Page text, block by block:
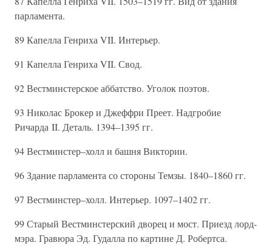
парламента.
89 Капелла Генриха VII. Интерьер.
91 Капелла Генриха VII. Свод.
92 Вестминстерское аббатство. Уголок поэтов.
93 Николас Брокер и Джеффри Преет. Надгробие
Ричарда II. Деталь. 1394–1395 гг.
94 Вестминстер–холл и башня Виктории.
96 Здание парламента со стороны Темзы. 1840–1860 гг.
97 Вестминстер–холл. Интерьер. 1097–1402 гг.
99 Старый Вестминстерский дворец и мост. Приезд лорд-
мэра. Гравюра Эд. Гудалла по картине Д. Робертса.